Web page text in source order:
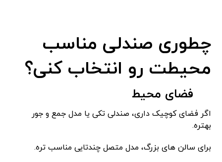
چطوری صندلی مناسب
محیطت رو انتخاب کنی؟
فضای محیط
اگر فضای کوچیک داری، صندلی تکی یا مدل جمع و جور
بهتره.
برای سالن های بزرگ، مدل متصل چندتایی مناسب تره.